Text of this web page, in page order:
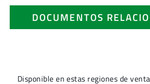
DOCUMENTOS
Disponible en estas regiones de